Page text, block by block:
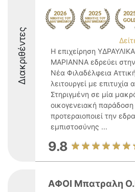
Διακριθέντες
Η επιχείρηση
ΜΑΡΙΑΝΝΑ εδρεύει
Νέα Φιλαδέλφεια
λειτουργεί με επιτυχία
Στηριγμένη σε μία
οικογενειακή
προτεραιοποιεί την
εμπιστοσύνης ...
9.8
ΑΦΟΙ Μπατραλη